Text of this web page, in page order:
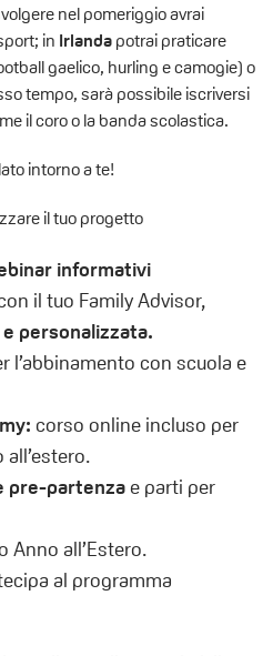
nel pomeriggio avrai
in Irlandapotrai praticare
gaelico, hurling e camogie) o
tempo, sarà possibile iscriversi
il coro o la banda scolastica.
intorno ate!
il tuo progetto
informativi
il tuo Family Advisor,
personalizzata.
l’abbinamento con scuola e
corso online incluso per
pre-partenzae parti per
Anno all’Estero.
al programma